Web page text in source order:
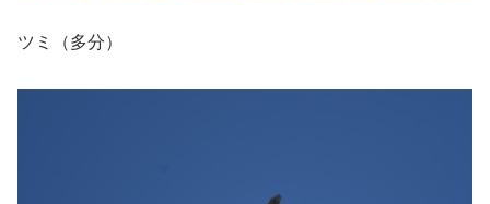
ツミ（多分）